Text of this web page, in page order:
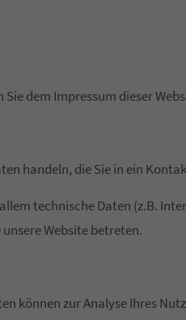
dem Impressum dieser
handeln, die Sie in ein
technische Daten (z.B.
Website betreten.
können zur Analyse Ihres